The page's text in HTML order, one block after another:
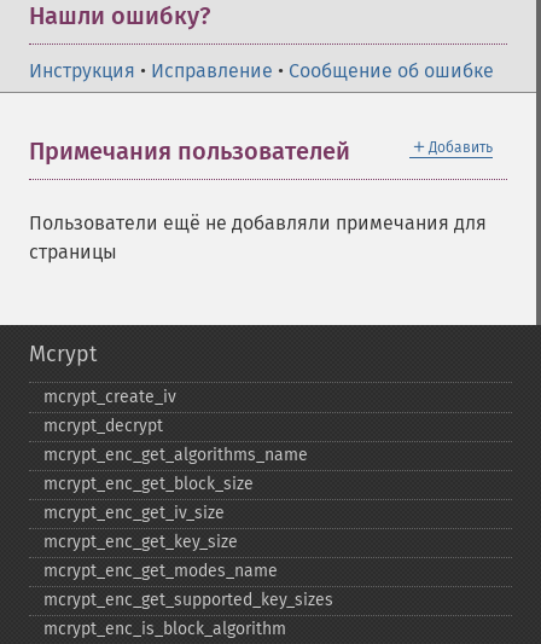
Нашли ошибку?
Инструкция • Исправление • Сообщение об ошибке
＋ Добавить
Примечания пользователей
Пользователи ещё не добавляли примечания для
страницы
Mcrypt
mcrypt_​create_​iv
mcrypt_​decrypt
mcrypt_​enc_​get_​algorithms_​name
mcrypt_​enc_​get_​block_​size
mcrypt_​enc_​get_​iv_​size
mcrypt_​enc_​get_​key_​size
mcrypt_​enc_​get_​modes_​name
mcrypt_​enc_​get_​supported_​key_​sizes
mcrypt_​enc_​is_​block_​algorithm